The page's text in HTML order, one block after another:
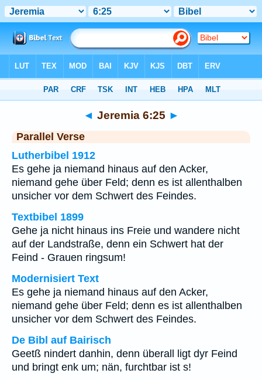
◄ Jeremia 6:25 ►
Parallel Verse
Lutherbibel 1912
Es gehe ja niemand hinaus auf den Acker,
niemand gehe über Feld; denn es ist allenthalben
unsicher vor dem Schwert des Feindes.
Textbibel 1899
Gehe ja nicht hinaus ins Freie und wandere nicht
auf der Landstraße, denn ein Schwert hat der
Feind - Grauen ringsum!
Modernisiert Text
Es gehe ja niemand hinaus auf den Acker,
niemand gehe über Feld; denn es ist allenthalben
unsicher vor dem Schwert des Feindes.
De Bibl auf Bairisch
Geetß nindert danhin, denn überall ligt dyr Feind
und bringt enk um; nän, furchtbar ist s!